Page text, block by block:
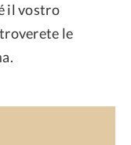
il vostro
le